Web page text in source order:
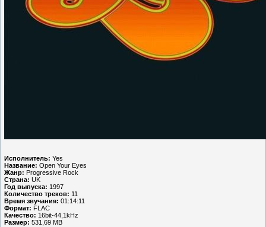
Исполнитель: Yes
Название: Open Your Eyes
Жанр: Progressive Rock
Страна: UK
Год выпуска: 1997
Количество треков: 11
Время звучания: 01:14:11
Формат: FLAC
Качество: 16bit-44,1kHz
Размер: 531,69 MB